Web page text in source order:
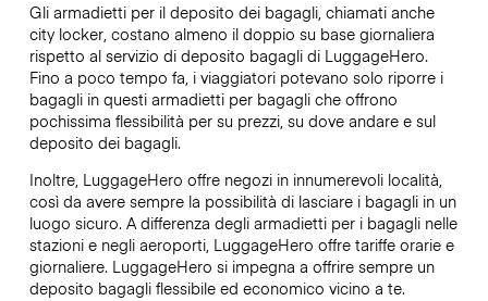
Gli armadietti per il deposito dei bagagli, chiamati anche
city locker, costano almeno il doppio su base giornaliera
rispetto al servizio di deposito bagagli di LuggageHero.
Fino a poco tempo fa, i viaggiatori potevano solo riporre i
bagagli in questi armadietti per bagagli che offrono
pochissima flessibilità per su prezzi, su dove andare e sul
deposito dei bagagli.
Inoltre, LuggageHero offre negozi in innumerevoli località,
così da avere sempre la possibilità di lasciare i bagagli in un
luogo sicuro. A differenza degli armadietti per i bagagli nelle
stazioni e negli aeroporti, LuggageHero offre tariffe orarie e
giornaliere. LuggageHero si impegna a offrire sempre un
deposito bagagli flessibile ed economico vicino a te.